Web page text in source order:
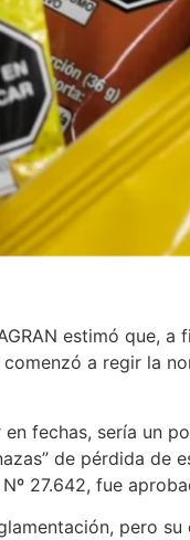
estimó que,
a regir la
en fechas, sería un
de pérdida
27.642, fue
pero